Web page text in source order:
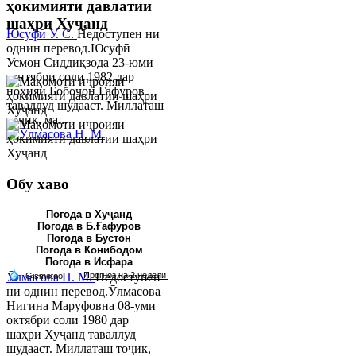
Юсуфӣ У. C. Недоступен ни
однин перевод.Юсуфӣ
Усмон Сиддиқзода 23-юми
сентябри соли 1982 дар
ноҳияи Бобоҷон Ғафуров
таваллуд шудааст. Миллаташ
тоҷик, ма...
Ӯлмасова Н. М.Недоступен
ни однин перевод.Ӯлмасова
Нигина Маруфовна 08-уми
октябри соли 1980 дар
шаҳри Хуҷанд таваллуд
шудааст. Миллаташ тоҷик,
ҳокимияти давлатии
шаҳри Хуҷанд
Обу хаво
Погода в Хуҷанд
Погода в Б.Ғафуров
Погода в Бустон
Погода в Конибодом
Погода в Исфара